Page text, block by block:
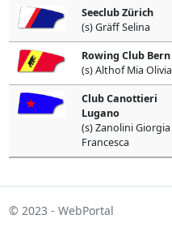
Seeclub Zürich
(s) Gräff Selina
Rowing Club Bern
(s) Althof Mia Olivia
Club Canottieri
Lugano
(s) Zanolini Giorgia
Francesca
© 2023 - WebPortal